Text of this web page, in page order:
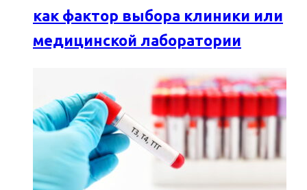
как фактор выбора клиники или
медицинской лаборатории